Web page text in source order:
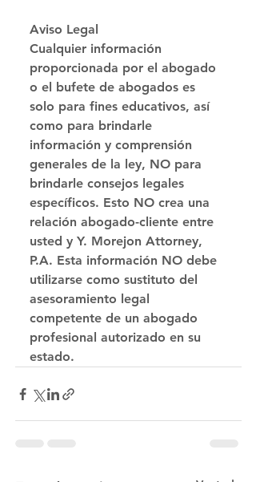
Aviso Legal
Cualquier información
proporcionada por el abogado
o el bufete de abogados es
solo para fines educativos, así
como para brindarle
información y comprensión
generales de la ley, NO para
brindarle consejos legales
específicos. Esto NO crea una
relación abogado-cliente entre
usted y Y. Morejon Attorney,
P.A. Esta información NO debe
utilizarse como sustituto del
asesoramiento legal
competente de un abogado
profesional autorizado en su
estado.